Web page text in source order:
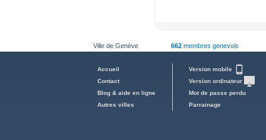
Ville de Genève 662 membres genevois
Accueil
Contact
Blog & aide en ligne
Autres villes
Version mobile
Version ordinateur
Mot de passe perdu
Parrainage